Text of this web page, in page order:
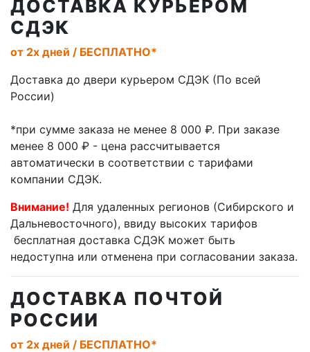
ДОСТАВКА КУРЬЕРОМ
СДЭК
от 2х дней / БЕСПЛАТНО*
Доставка до двери курьером СДЭК (По всей
России)
*при сумме заказа не менее 8 000 ₽. При заказе
менее 8 000 ₽ - цена рассчитывается
автоматически в соответствии с тарифами
компании СДЭК.
Внимание! Для удаленных регионов (Сибирского и
Дальневосточного), ввиду высоких тарифов
бесплатная доставка СДЭК может быть
недоступна или отменена при согласовании заказа.
ДОСТАВКА ПОЧТОЙ
РОССИИ
от 2х дней / БЕСПЛАТНО*